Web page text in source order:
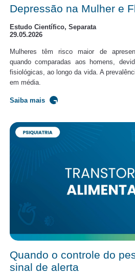
Depressão na Mulher e
Estudo Científico, Separata
29.05.2026
Mulheres têm risco maior de
quando comparadas aos homens,
fisiológicas, ao longo da vida. A
em média.
Saiba mais
Quando o controle do
sinal de alerta